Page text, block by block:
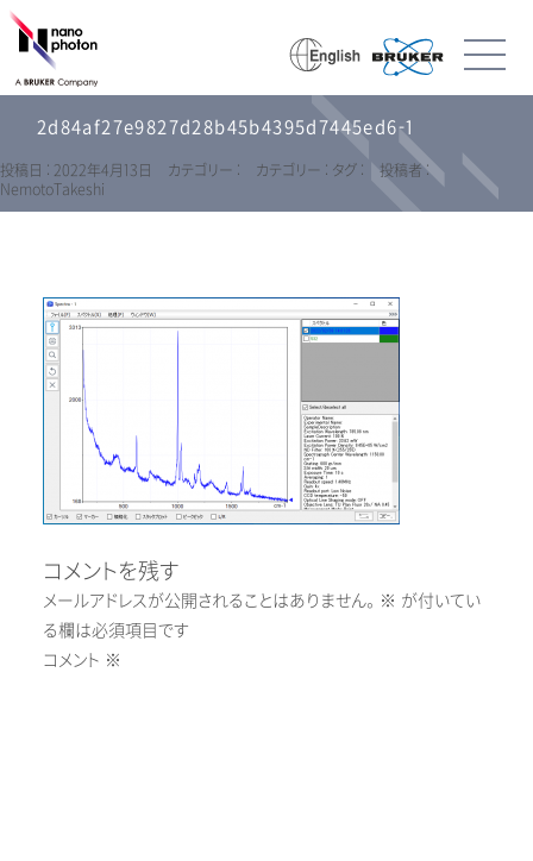
2d84af27e9827d28b45b4395d7445ed6-1
投稿日 : 2022年4月13日 カテゴリー : カテゴリー : タグ :
投稿者 :
NemotoTakeshi
コメントを残す
メールアドレスが公開されることはありません。 ※ が付いてい
る欄は必須項目です
コメント ※